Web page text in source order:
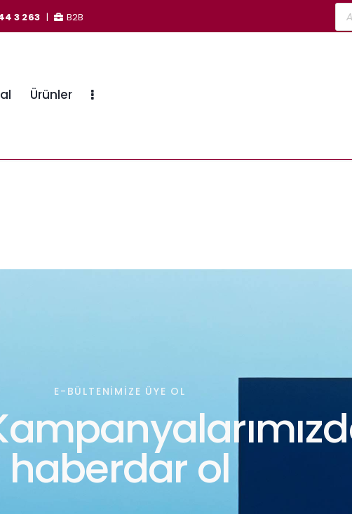
3 263| B2B
Ürünler
E-BÜLTENIMIZE ÜYE OL
haberdar ol